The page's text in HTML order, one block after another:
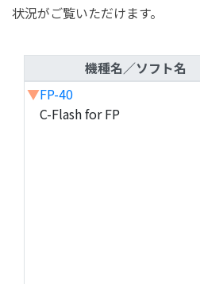
状況がご覧いただけます。
機種名／ソフト名
▼FP-40
C-Flash for FP